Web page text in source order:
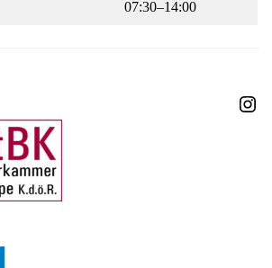
07:30–14:00